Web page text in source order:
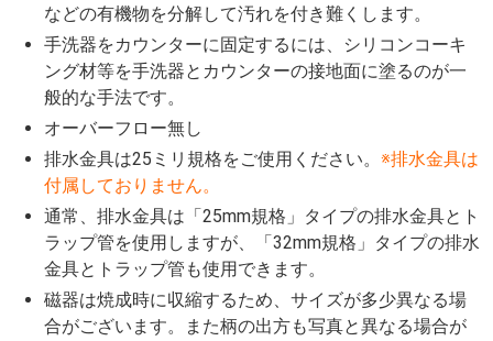
などの有機物を分解して汚れを付き難くします。
手洗器をカウンターに固定するには、シリコンコーキ
ング材等を手洗器とカウンターの接地面に塗るのが一
般的な手法です。
オーバーフロー無し
排水金具は25ミリ規格をご使用ください。 ※排水金具は
付属しておりません。
通常、排水金具は「25mm規格」タイプの排水金具とト
ラップ管を使用しますが、「32mm規格」タイプの排水
金具とトラップ管も使用できます。
磁器は焼成時に収縮するため、サイズが多少異なる場
合がございます。また柄の出方も写真と異なる場合が